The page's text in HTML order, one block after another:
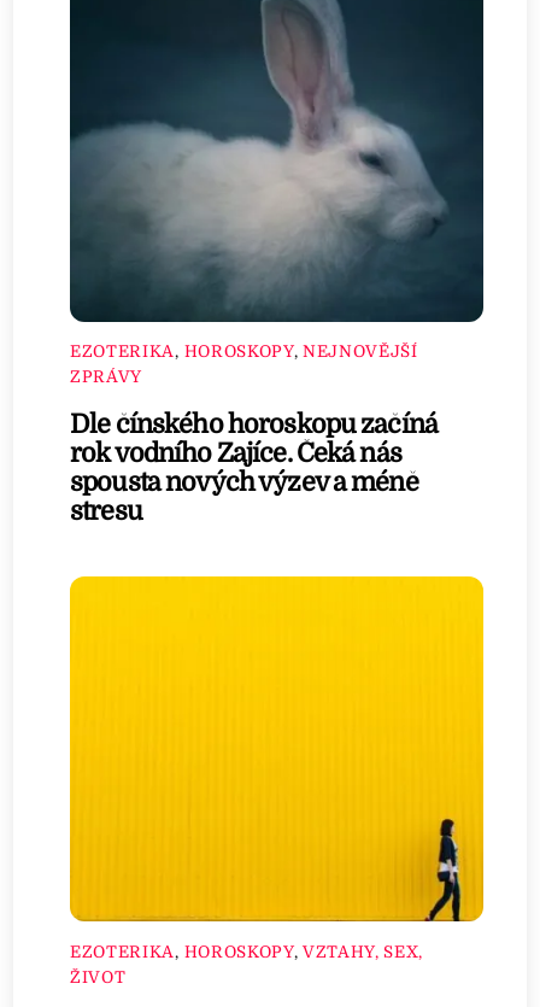
EZOTERIKA, HOROSKOPY, NEJNOVĚJŠÍ
ZPRÁVY
Dle čínského horoskopu začíná
rok vodního Zajíce. Čeká nás
spousta nových výzev a méně
stresu
EZOTERIKA , HOROSKOPY, VZTAHY, SEX,
ŽIVOT